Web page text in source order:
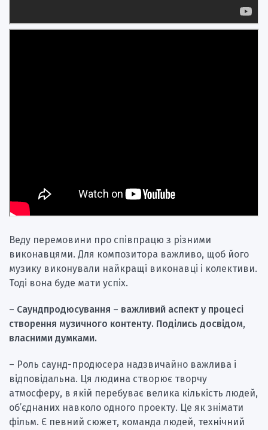
Веду перемовини про співпрацю з різними
виконавцями. Для композитора важливо, щоб його
музику виконували найкращі виконавці і колективи.
Тоді вона буде мати успіх.
– Саундпродюсування – важливий аспект у процесі
створення музичного контенту. Поділись досвідом,
власними думками.
– Роль саунд-продюсера надзвичайно важлива і
відповідальна. Ця людина створює творчу
атмосферу, в якій перебуває велика кількість людей,
об’єднаних навколо одного проекту. Це як знімати
фільм. Є певний сюжет, команда людей, технічний